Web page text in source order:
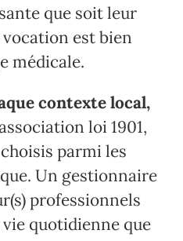
que soit leur
est bien
médicale.
contexte local,
loi 1901,
parmi les
Un gestionnaire
professionnels
quotidienne que